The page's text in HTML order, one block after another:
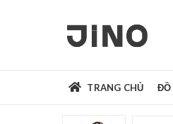
TRANG CHỦ ĐỒ